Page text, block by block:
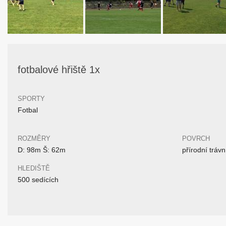
fotbalové hřiště 1x
SPORTY
Fotbal
ROZMĚRY
D: 98m Š: 62m
HLEDIŠTĚ
500 sedících
POVRCH
přírodní